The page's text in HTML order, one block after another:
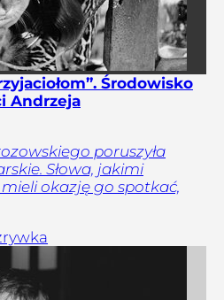
Środowisko
Andrzeja
poruszyła
Słowa, jakimi
okazję go spotkać,